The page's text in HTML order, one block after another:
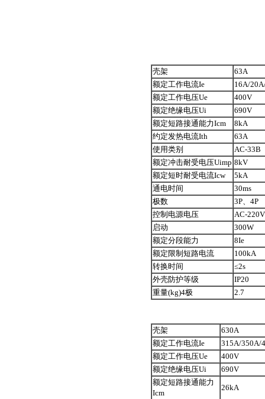
壳架
63A
额定工作电流Ie
16A/
额定工作电压Ue
400V
额定绝缘电压Ui
690V
额定短路接通能力Icm
8kA
约定发热电流Ith
63A
使用类别
AC-33B
额定冲击耐受电压Uimp 8kV
额定短时耐受电流Icw
5kA
通电时间
30ms
极数
3P、4P
控制电源电压
AC-220V
启动
300W
额定分段能力
8Ie
额定限制短路电流
100kA
转换时间
≤2s
外壳防护等级
IP20
重量(kg)4极
2.7
壳架
630A
额定工作电流Ie
315A/350A/
额定工作电压Ue
400V
额定绝缘电压Ui
690V
额定短路接通能力
Icm
26kA